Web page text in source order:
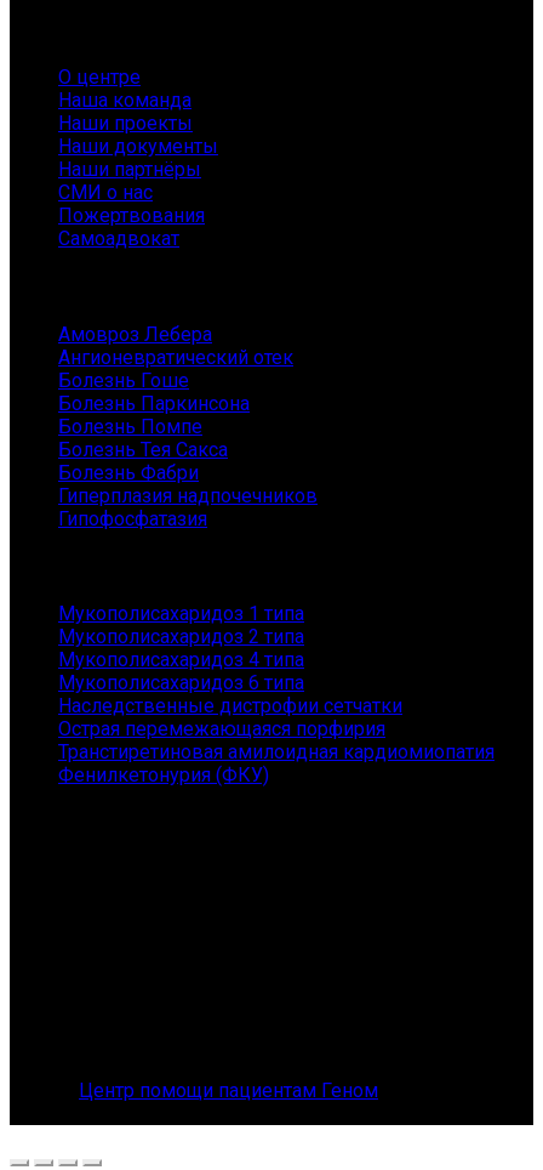
О центре
Наша команда
Наши проекты
Наши документы
Наши партнёры
СМИ о нас
Пожертвования
Самоадвокат
Амовроз Лебера
Ангионевратический отек
Болезнь Гоше
Болезнь Паркинсона
Болезнь Помпе
Болезнь Тея Сакса
Болезнь Фабри
Гиперплазия надпочечников
Гипофосфатазия
Мукополисахаридоз 1 типа
Мукополисахаридоз 2 типа
Мукополисахаридоз 4 типа
Мукополисахаридоз 6 типа
Наследственные дистрофии сетчатки
Острая перемежающаяся порфирия
Транстиретиновая амилоидная кардиомиопатия
Фенилкетонурия (ФКУ)
Центр помощи пациентам Геном